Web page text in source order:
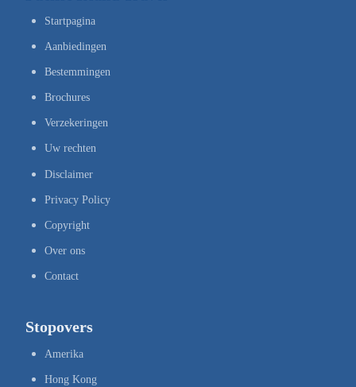
Startpagina
Aanbiedingen
Bestemmingen
Brochures
Verzekeringen
Uw rechten
Disclaimer
Privacy Policy
Copyright
Over ons
Contact
Stopovers
Amerika
Hong Kong